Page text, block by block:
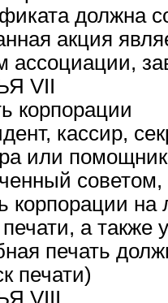
должна
акция
ассоциации,
VII
корпорации
кассир,
или
корпорации
а также
печать
печати)
VIII